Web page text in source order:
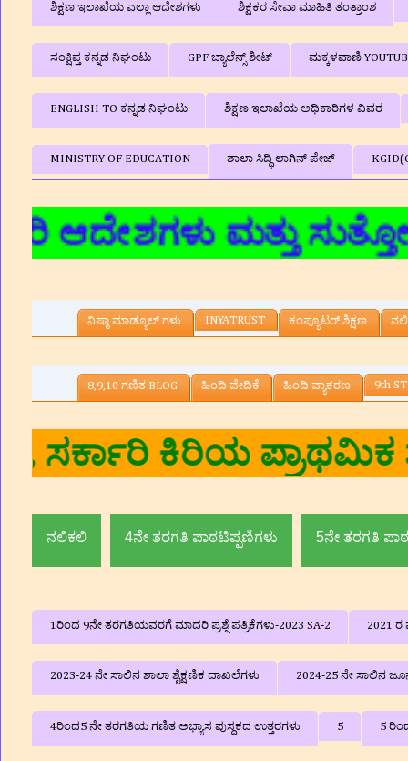
ಶಿಕ್ಷಣ ಇಲಾಖೆಯ ಎಲ್ಲಾ ಆದೇಶಗಳು ಶಿಕ್ಷಕರ ಸೇವಾ ಮಾಹಿತಿ ತಂತ್ರಾಂಶ
ಸಂಕ್ಷಿಪ್ತ ಕನ್ನಡ ನಿಘಂಟು GPF ಬ್ಯಾಲೆನ್ಸ್‌ ಶೀಟ್ ಮಕ್ಕಳವಾಣಿ
ENGLISH TO ಕನ್ನಡ ನಿಘಂಟು ಶಿಕ್ಷಣ ಇಲಾಖೆಯ ಅಧಿಕಾರಿಗಳ ವಿವರ
MINISTRY OF EDUCATION ಶಾಲಾ ಸಿದ್ಧಿ ಲಾಗಿನ್‌ ಪೇಜ್
ಮತ್ತು
ನಿಷ್ಠಾ ಮಾಡ್ಯೂಲ್ ಗಳು INYATRUST ಕಂಪ್ಯೂಟರ್‌ ಶಿಕ್ಷಣ
8,9,10 ಗಣಿತ BLOG ಹಿಂದಿ ವೇದಿಕೆ ಹಿಂದಿ ವ್ಯಾಕರಣ 9th
ಕುಮಾರ.ಎನ್‌ ,ಸಹ
ನಲಿಕಲಿ 4ನೇ ತರಗತಿ ಪಾಠಟಿಪ್ಪಣಿಗಳು 5ನೇ ತರಗತಿ
1ರಿಂದ 9ನೇ ತರಗತಿಯವರಗೆ ಮಾದರಿ ಪ್ರಶ್ನೆ ಪತ್ರಿಕೆಗಳು-2023 SA-2 2021 ರ
2023-24 ನೇ ಸಾಲಿನ ಶಾಲಾ ಶೈಕ್ಷಣಿಕ ದಾಖಲೆಗಳು 2024-25 ನೇ ಸಾಲಿನ
4ರಿಂದ5 ನೇ ತರಗತಿಯ ಗಣಿತ ಅಭ್ಯಾಸ ಪುಸ್ದಕದ ಉತ್ತರಗಳು 5 5